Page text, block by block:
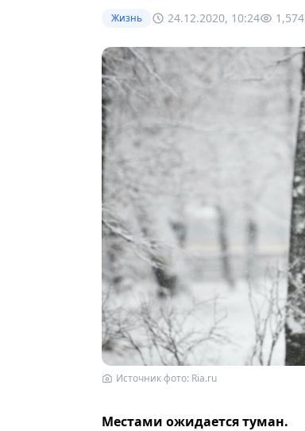
Жизнь 24.12.2020, 10:24 1,574
Источник фото: Ria.ru
Местами ожидается туман.